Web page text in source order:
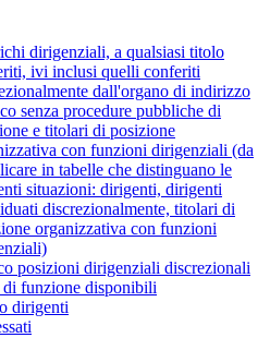
dirigenziali, a qualsiasi titolo
ivi inclusi quelli conferiti
dall'organo di indirizzo
senza procedure pubbliche di
e titolari di posizione
con funzioni dirigenziali (da
in tabelle che distinguano le
situazioni: dirigenti, dirigenti
discrezionalmente, titolari di
organizzativa con funzioni
posizioni dirigenziali discrezionali
di funzione disponibili
dirigenti